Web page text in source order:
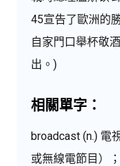
45宣告了歐洲的
自家門口舉杯敬
出。)
相關單字：
broadcast (n.) 電
或無線電節目）